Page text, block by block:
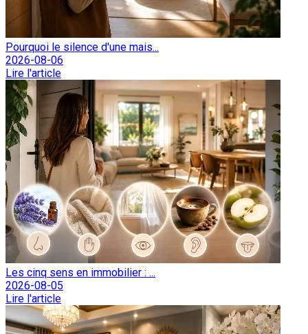
Pourquoi le silence d'une mais...
2026-08-06
Lire l'article
Les cinq sens en immobilier : ...
2026-08-05
Lire l'article